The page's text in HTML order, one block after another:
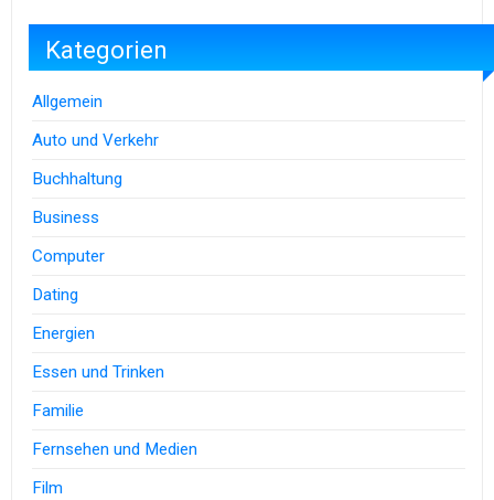
Kategorien
Allgemein
Auto und Verkehr
Buchhaltung
Business
Computer
Dating
Energien
Essen und Trinken
Familie
Fernsehen und Medien
Film